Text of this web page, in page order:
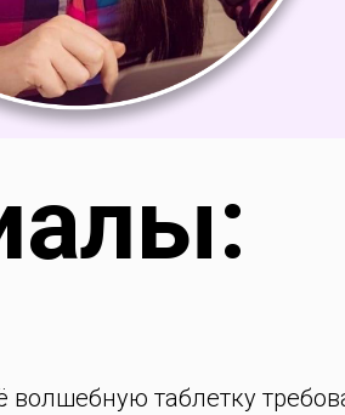
таблетку